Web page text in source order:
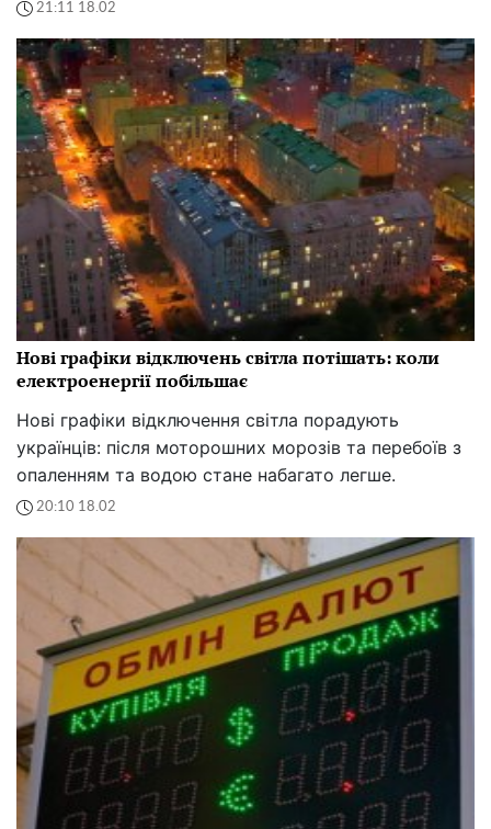
21:11 18.02
Нові графіки відключень світла потішать: коли
електроенергії побільшає
Нові графіки відключення світла порадують
українців: після моторошних морозів та перебоїв з
опаленням та водою стане набагато легше.
20:10 18.02